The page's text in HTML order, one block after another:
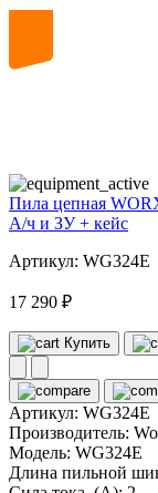
Пила цепная
А/ч и ЗУ + кейс
Артикул: WG324E
17 290 ₽
Купить
Артикул: WG324E
Производитель:
Модель: WG324E
Длина пильной